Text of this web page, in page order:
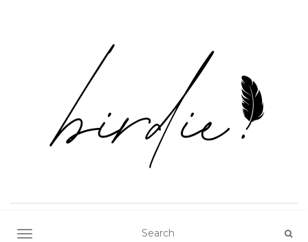
TOGGLE NAVIGATION